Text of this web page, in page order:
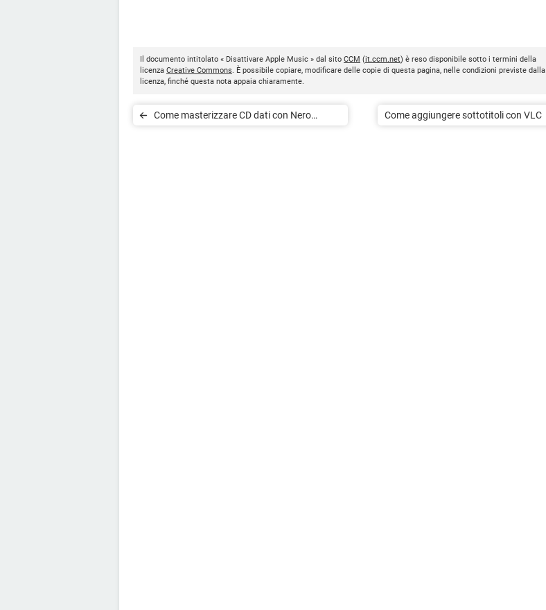
Il documento intitolato « Disattivare Apple Music » dal sito CCM (it.ccm.net) è reso disponibile sotto i termini della
licenza Creative Commons. È possibile copiare, modificare delle copie di questa pagina, nelle condizioni previste dalla
licenza, finché questa nota appaia chiaramente.
Come masterizzare CD dati con Nero
Come aggiungere sottotitoli con VLC